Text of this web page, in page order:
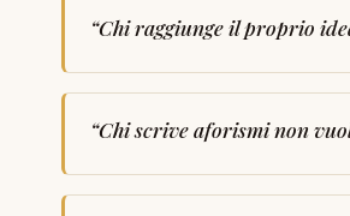
“Chi raggiunge il proprio
“Chi scrive aforismi non